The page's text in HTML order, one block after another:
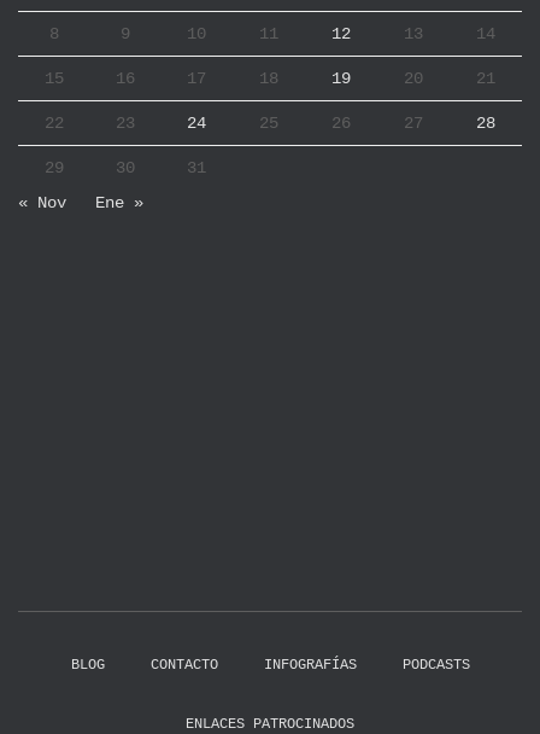
8 9 10 11 12 13 14
15 16 17 18 19 20 21
22 23 24 25 26 27 28
29 30
31
« Nov
Ene »
BLOG CONTACTO INFOGRAFÍAS PODCASTS
ENLACES PATROCINADOS